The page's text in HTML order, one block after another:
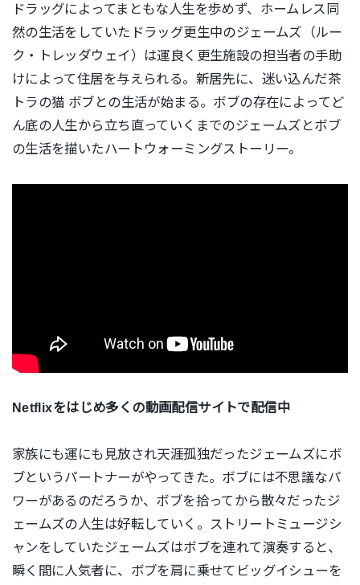
ドラッグによってまともな人生を歩めず、ホームレス同
然の生活をしていたドラッグ更生中のジェームズ（ルー
ク・トレッダウェイ）は運良く更生施設の担当者の手助
けによって住居を与えられる。新居先に、迷い込んだ茶
トラの猫 ボブとの生活が始まる。ボブの存在によってど
ん底の人生から立ち直っていくまでのジェームズとボブ
の生活を描いたハートウォーミングストーリー。
Netflixをはじめ多くの動画配信サイトで配信中
家族にも運にも見放され天涯孤独だったジェームズにボ
ブというパートナーがやってきた。ボブには不思議なパ
ワーがあるのだろうか、ボブを拾ってから散々だったジ
ェームズの人生は好転していく。ストリートミュージシ
ャンをしていたジェームズはボブを連れて演奏すると、
瞬く間に人気者に、ボブを肩に乗せてビッグイシューを